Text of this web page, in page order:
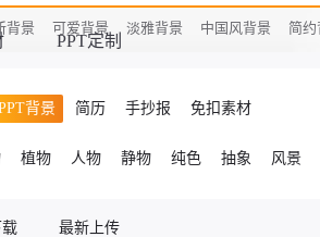
PPT定制
背景 可爱背景 淡雅背景 中国风背景 简
背景 简历 手抄报 免扣素材
植物 人物 静物 纯色 抽象 风景
最新上传